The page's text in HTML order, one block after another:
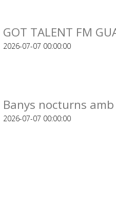
GOT TALENT FM
2026-07-07 00:00:00
Banys nocturns amb
2026-07-07 00:00:00